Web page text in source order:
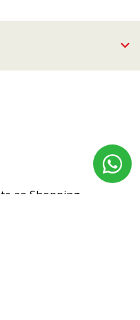
ao Shopping